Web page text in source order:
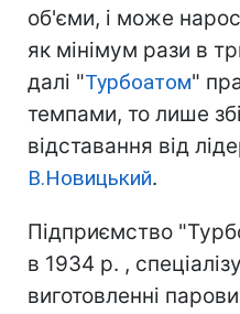
об'єми, і може
як мінімум рази в
далі "Турбоатом"
темпами, то лише
відставання від
В.Новицький.
Підприємство
в 1934 р. ,
виготовленні